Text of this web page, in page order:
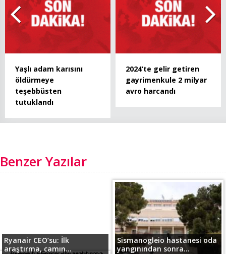
Yaşlı adam karısını
öldürmeye
teşebbüsten
tutuklandı
2024’te gelir getiren
gayrimenkule 2 milyar
avro harcandı
Benzer Yazılar
Ryanair CEO’su: İlk
araştırma, camın...
Sismanogleio hastanesi oda
yangınından sonra...